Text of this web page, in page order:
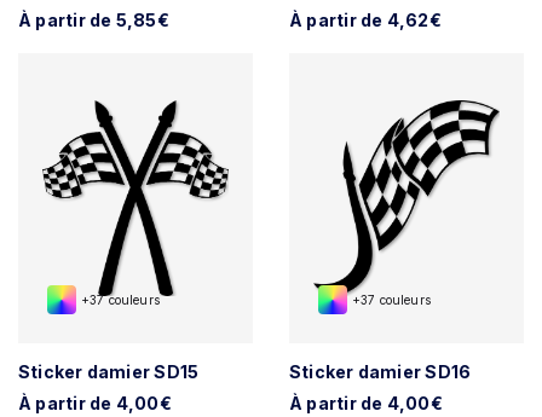
À partir de 5,85€
À partir de 4,62€
+37 couleurs
Sticker damier SD15
À partir de 4,00€
+37 couleurs
Sticker damier SD16
À partir de 4,00€